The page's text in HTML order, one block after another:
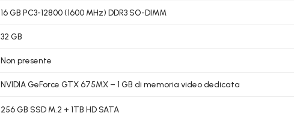
16 GB PC3-12800 (1600 MHz) DDR3 SO-DIMM
32 GB
Non presente
NVIDIA GeForce GTX 675MX – 1 GB di memoria video dedicata
256 GB SSD M.2 + 1TB HD SATA